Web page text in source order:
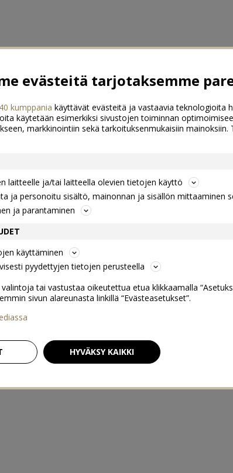
evästeitä tarjotaksemme
40 kumppania käyttävät evästeitä ja vastaavia teknologioita
käytetään esimerkiksi sivustojen toiminnan
markkinointiin sekä tarkoituksenmukaisiin
laitteelle ja/tai laitteella olevien tietojen käyttö
ja personoitu sisältö, mainonnan ja sisällön mittaaminen
ja parantaminen
käyttäminen
pyydettyjen tietojen perusteella
tai vastustaa oikeutettua etua klikkaamalla
sivun alareunasta linkillä “Evästeasetukset”.
HYVÄKSY KAIKKI